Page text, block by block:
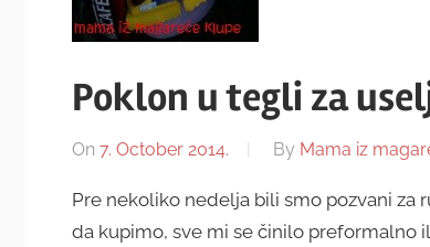
Poklon u tegli za
On 7. October 2014. By Mama iz
Pre nekoliko nedelja bili smo pozvani za
da kupimo, sve mi se činilo preformalno